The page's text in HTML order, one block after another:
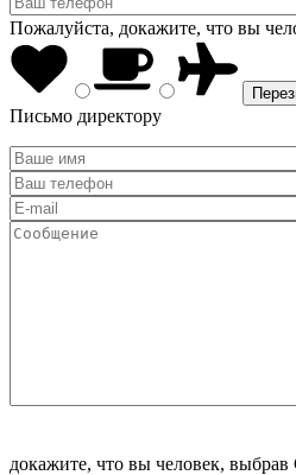
Пожалуйста, докажите, что вы
Письмо директору
докажите, что вы человек, выбрав